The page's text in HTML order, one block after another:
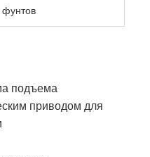
подъема
приводом для